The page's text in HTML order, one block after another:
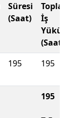
Süresi
(Saat)
Toplam
İş
Yükü
(Saat)
195 195
195